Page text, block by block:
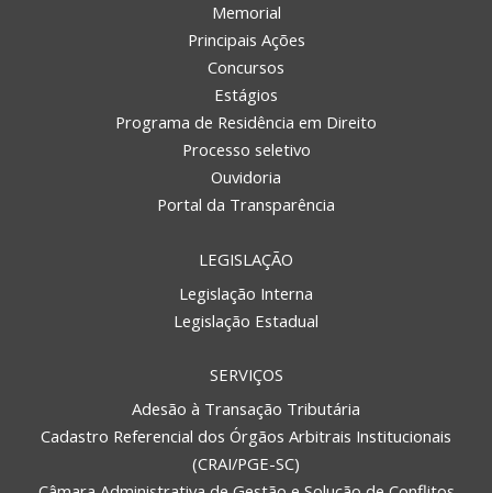
Memorial
Principais Ações
Concursos
Estágios
Programa de Residência em Direito
Processo seletivo
Ouvidoria
Portal da Transparência
LEGISLAÇÃO
Legislação Interna
Legislação Estadual
SERVIÇOS
Adesão à Transação Tributária
Cadastro Referencial dos Órgãos Arbitrais Institucionais
(CRAI/PGE-SC)